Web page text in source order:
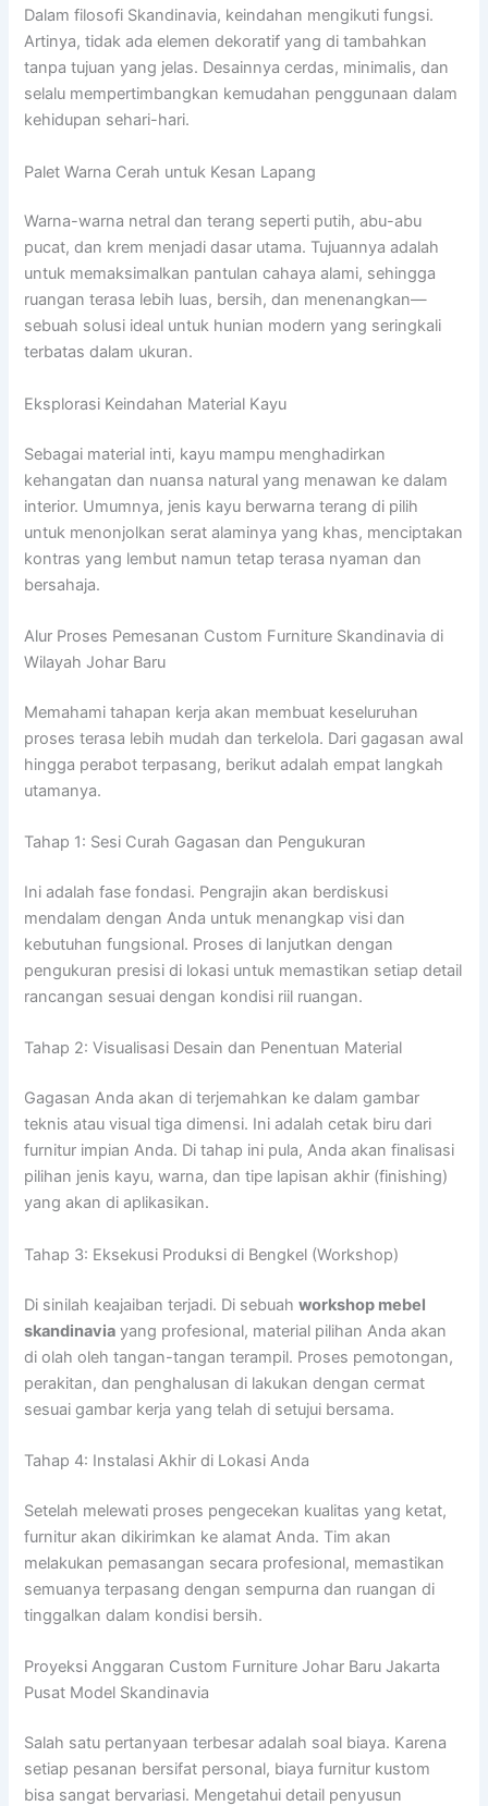
Dalam filosofi Skandinavia, keindahan mengikuti fungsi.
Artinya, tidak ada elemen dekoratif yang di tambahkan
tanpa tujuan yang jelas. Desainnya cerdas, minimalis, dan
selalu mempertimbangkan kemudahan penggunaan dalam
kehidupan sehari-hari.
Palet Warna Cerah untuk Kesan Lapang
Warna-warna netral dan terang seperti putih, abu-abu
pucat, dan krem menjadi dasar utama. Tujuannya adalah
untuk memaksimalkan pantulan cahaya alami, sehingga
ruangan terasa lebih luas, bersih, dan menenangkan—
sebuah solusi ideal untuk hunian modern yang seringkali
terbatas dalam ukuran.
Eksplorasi Keindahan Material Kayu
Sebagai material inti, kayu mampu menghadirkan
kehangatan dan nuansa natural yang menawan ke dalam
interior. Umumnya, jenis kayu berwarna terang di pilih
untuk menonjolkan serat alaminya yang khas, menciptakan
kontras yang lembut namun tetap terasa nyaman dan
bersahaja.
Alur Proses Pemesanan Custom Furniture Skandinavia di
Wilayah Johar Baru
Memahami tahapan kerja akan membuat keseluruhan
proses terasa lebih mudah dan terkelola. Dari gagasan awal
hingga perabot terpasang, berikut adalah empat langkah
utamanya.
Tahap 1: Sesi Curah Gagasan dan Pengukuran
Ini adalah fase fondasi. Pengrajin akan berdiskusi
mendalam dengan Anda untuk menangkap visi dan
kebutuhan fungsional. Proses di lanjutkan dengan
pengukuran presisi di lokasi untuk memastikan setiap detail
rancangan sesuai dengan kondisi riil ruangan.
Tahap 2: Visualisasi Desain dan Penentuan Material
Gagasan Anda akan di terjemahkan ke dalam gambar
teknis atau visual tiga dimensi. Ini adalah cetak biru dari
furnitur impian Anda. Di tahap ini pula, Anda akan finalisasi
pilihan jenis kayu, warna, dan tipe lapisan akhir (finishing)
yang akan di aplikasikan.
Tahap 3: Eksekusi Produksi di Bengkel (Workshop)
Di sinilah keajaiban terjadi. Di sebuahworkshop mebel
skandinavia yang profesional, material pilihan Anda akan
di olah oleh tangan-tangan terampil. Proses pemotongan,
perakitan, dan penghalusan di lakukan dengan cermat
sesuai gambar kerja yang telah di setujui bersama.
Tahap 4: Instalasi Akhir di Lokasi Anda
Setelah melewati proses pengecekan kualitas yang ketat,
furnitur akan dikirimkan ke alamat Anda. Tim akan
melakukan pemasangan secara profesional, memastikan
semuanya terpasang dengan sempurna dan ruangan di
tinggalkan dalam kondisi bersih.
Proyeksi Anggaran Custom Furniture Johar Baru Jakarta
Pusat Model Skandinavia
Salah satu pertanyaan terbesar adalah soal biaya. Karena
setiap pesanan bersifat personal, biaya furnitur kustom
bisa sangat bervariasi. Mengetahui detail penyusun